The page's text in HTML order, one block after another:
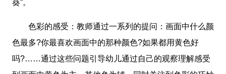
葵”。
色彩的感受：教师通过一系列的提问：画面中什么颜
色最多?你最喜欢画面中的那种颜色?如果都用黄色好
吗?……通过这些问题引导幼儿通过自己的观察理解感受